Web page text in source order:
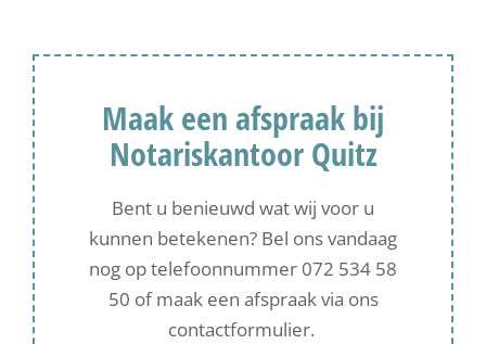
Maak een afspraak bij
Notariskantoor Quitz
Bent u benieuwd wat wij voor u
kunnen betekenen? Bel ons vandaag
nog op telefoonnummer 072 534 58
50 of maak een afspraak via ons
contactformulier.